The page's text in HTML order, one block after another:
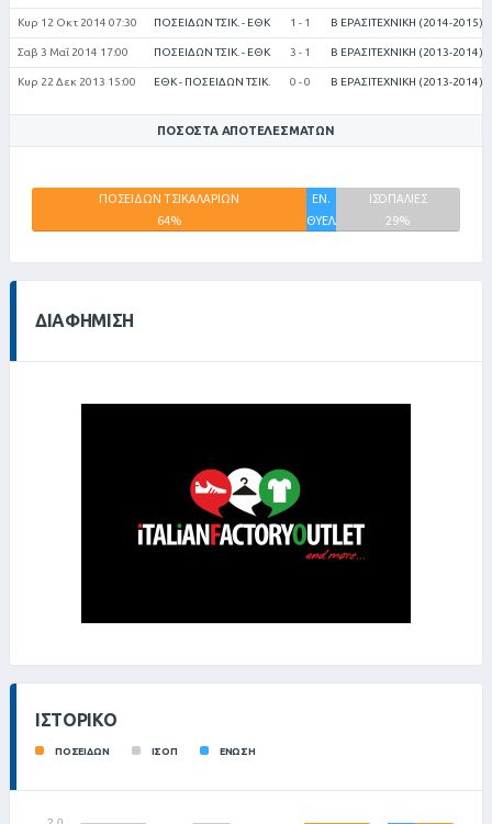
Κυρ 12 Οκτ 2014 07:30 ΠΟΣΕΙΔΩΝ ΤΣΙΚ. - ΕΘΚ 1 - 1 Β ΕΡΑΣΙΤΕΧΝΙΚΗ (2014-2015)
Σαβ 3 Μαΐ 2014 17:00 ΠΟΣΕΙΔΩΝ ΤΣΙΚ. - ΕΘΚ 3 - 1 Β ΕΡΑΣΙΤΕΧΝΙΚΗ (2013-2014)
Κυρ 22 Δεκ 2013 15:00 ΕΘΚ - ΠΟΣΕΙΔΩΝ ΤΣΙΚ. 0 - 0 Β ΕΡΑΣΙΤΕΧΝΙΚΗ (2013-2014)
ΠΟΣΟΣΤΆ ΑΠΟΤΕΛΕΣΜΆΤΩΝ
ΠΟΣΕΙΔΩΝ ΤΣΙΚΑΛΑΡΙΩΝ
64%
ΕΝ.
ΘΥΕΛΛΑ
7%
ΙΣΟΠΑΛΙΕΣ
29%
ΔΙΑΦΉΜΙΣΗ
ΙΣΤΟΡΙΚΌ
ΠΟΣΕΙΔΩΝ ΙΣΟΠ ΕΝΩΣΗ